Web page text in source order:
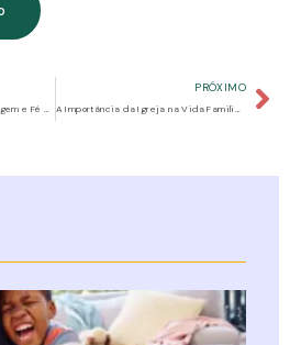
Devocional de 4 Dias: “A Coragem e Fé da Princesa Ester”
PRÓXIMO
A Importância da Igreja na Vida Familiar e na Criação dos Filhos